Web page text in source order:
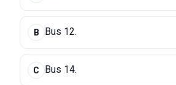
B Bus 12.
C Bus 14.